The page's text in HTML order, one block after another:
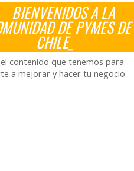
BIENVENIDOS A LA
DE PYMES DE
CHILE_
el contenido que tenemos para
a mejorar y hacer tu negocio.